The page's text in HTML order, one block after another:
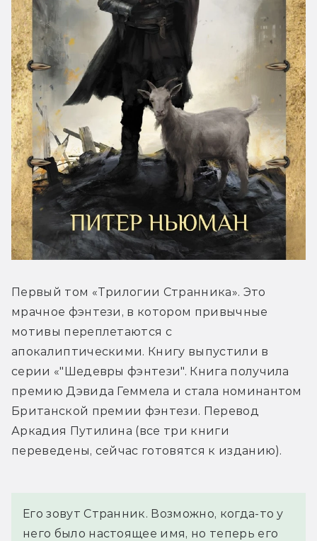
Первый том «Трилогии Странника». Это
мрачное фэнтези, в котором привычные
мотивы переплетаются с
апокалиптическими. Книгу выпустили в
серии «"Шедевры фэнтези". Книга получила
премию Дэвида Геммела и стала номинантом
Британской премии фэнтези. Перевод
Аркадия Путилина (все три книги
переведены, сейчас готовятся к изданию).
Его зовут Странник. Возможно, когда-то у
него было настоящее имя, но теперь его